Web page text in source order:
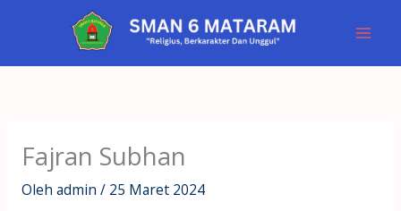
Fajran Subhan
Oleh admin / 25 Maret 2024